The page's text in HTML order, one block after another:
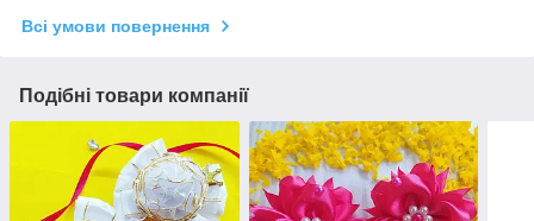
Всі умови повернення
Подібні товари компанії